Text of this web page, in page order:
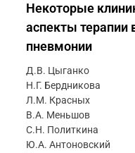
Некоторые
аспекты терапии
пневмонии
Д.В. Цыганко
Н.Г. Бердникова
Л.М. Красных
В.А. Меньшов
С.Н. Политкина
Ю.А. Антоновский